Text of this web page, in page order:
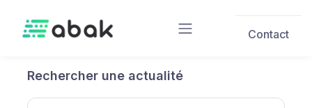
Contact
Rechercher une actualité